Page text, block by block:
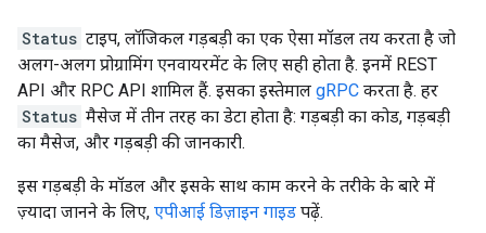
Status टाइप, लॉजिकल गड़बड़ी का एक ऐसा मॉडल तय करता है जो
अलग-अलग प्रोग्रामिंग एनवायरमेंट के लिए सही होता है. इनमें REST
API और RPC API शामिल हैं. इसका इस्तेमाल gRPC करता है. हर
Status मैसेज में तीन तरह का डेटा होता है: गड़बड़ी का कोड, गड़बड़ी
का मैसेज, और गड़बड़ी की जानकारी.
इस गड़बड़ी के मॉडल और इसके साथ काम करने के तरीके के बारे में
ज़्यादा जानने के लिए, एपीआई डिज़ाइन गाइड पढ़ें.